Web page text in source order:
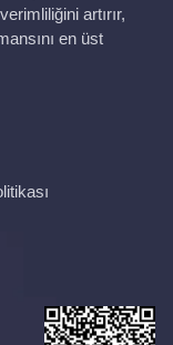
artırır,
en üst